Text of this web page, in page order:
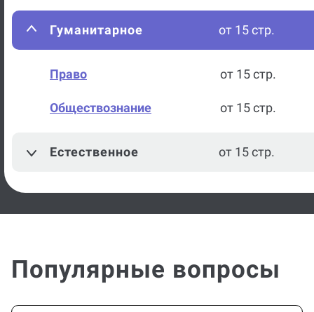
Гуманитарное от 15 стр.
Право от 15 стр.
Обществознание от 15 стр.
Естественное от 15 стр.
Популярные вопросы